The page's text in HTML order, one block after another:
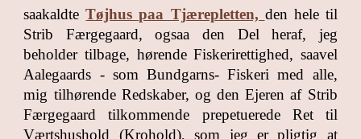
saakaldteTøjhus paa Tjærepletten, den hele til
Strib Færgegaard, ogsaa den Del heraf, jeg
beholder tilbage, hørende Fiskerirettighed, saavel
Aalegaards - som Bundgarns- Fiskeri med alle,
mig tilhørende Redskaber, og den Ejeren af Strib
Færgegaard tilkommende prepetuerede Ret til
Værtshushold (Krohold), som jeg er pligtig at